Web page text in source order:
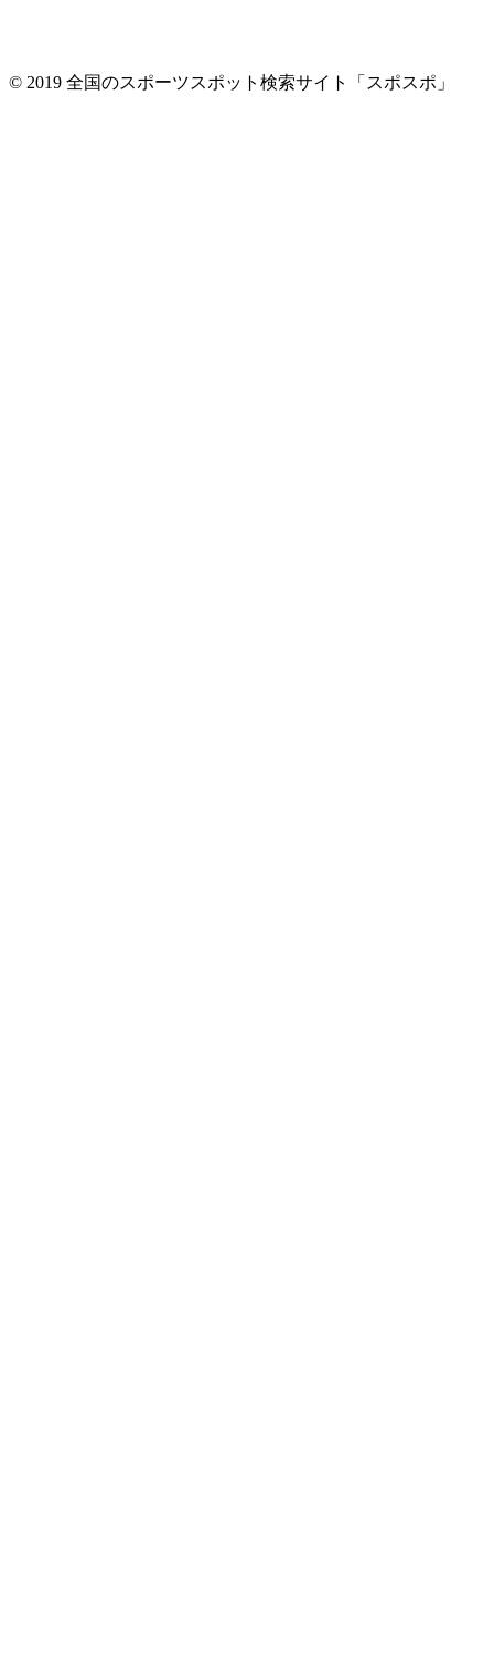
© 2019 全国のスポーツスポット検索サイト「スポスポ」